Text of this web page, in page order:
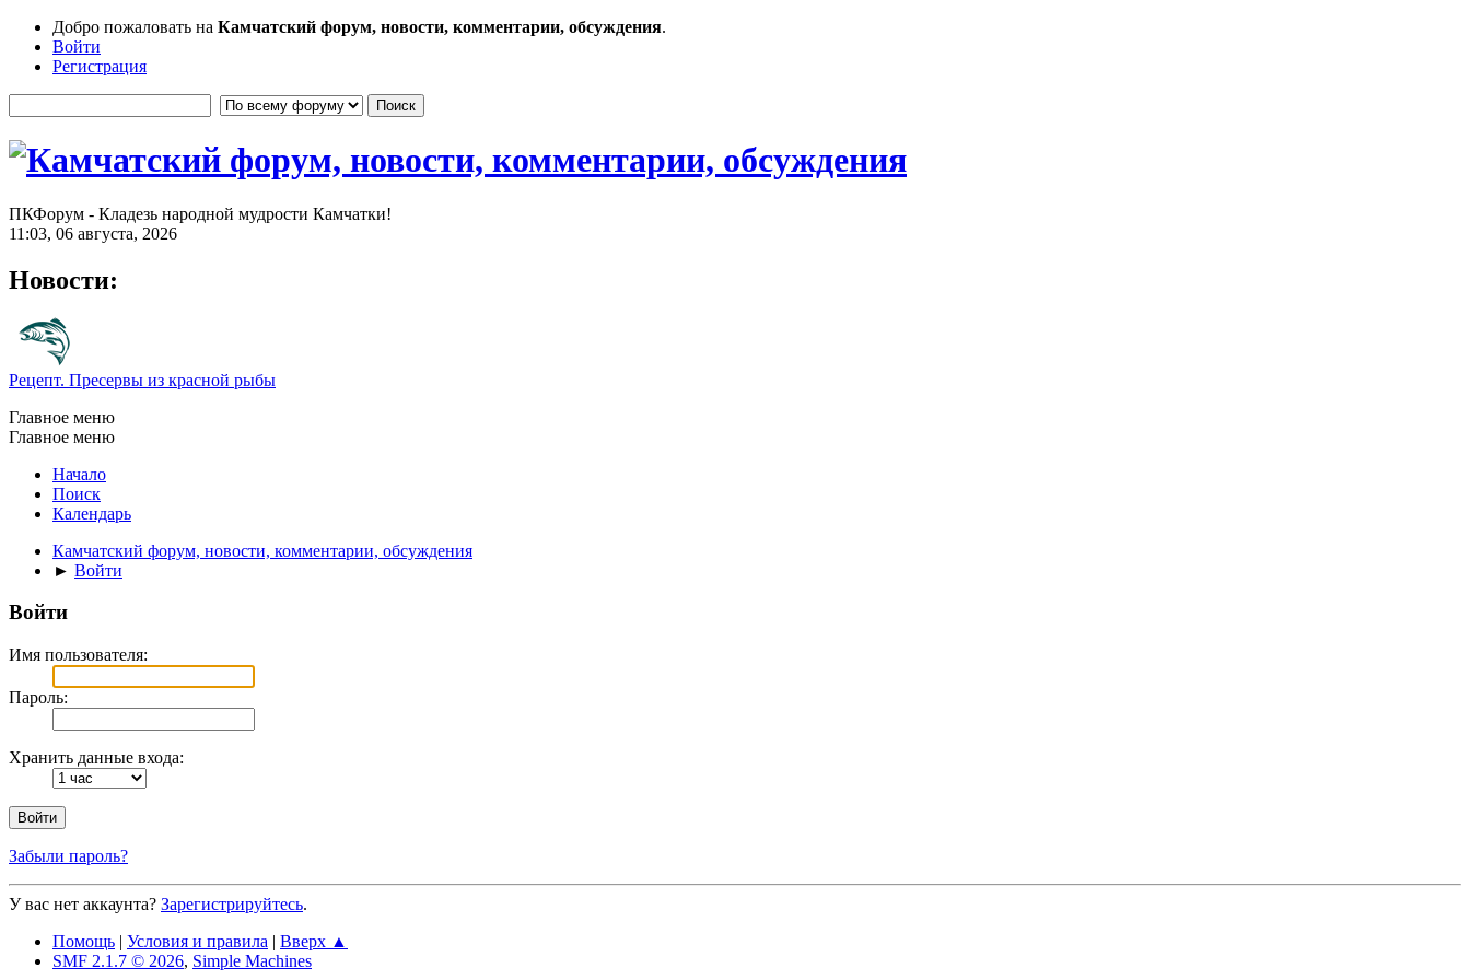
Добро пожаловать на Камчатский форум, новости, комментарии, обсуждения.
Войти
Регистрация
ПКФорум - Кладезь народной мудрости Камчатки!
11:03, 06 августа, 2026
Новости:
Рецепт. Пресервы из красной рыбы
Главное меню
Главное меню
Начало
Поиск
Календарь
Камчатский форум, новости, комментарии, обсуждения
► Войти
Войти
Имя пользователя:
Пароль:
Хранить данные входа:
Забыли пароль?
У вас нет аккаунта? Зарегистрируйтесь.
Помощь | Условия и правила | Вверх ▲
SMF 2.1.7 © 2026, Simple Machines